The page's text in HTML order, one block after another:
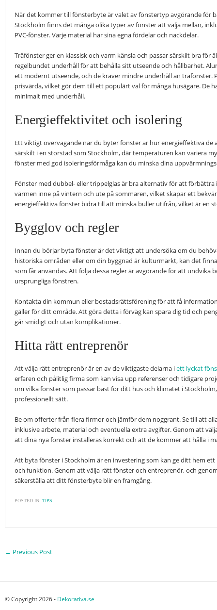
När det kommer till fönsterbyte är valet av fönstertyp avgörande för
Stockholm finns det många olika typer av fönster att välja mellan,
PVC-fönster. Varje material har sina egna fördelar och nackdelar.
Träfönster ger en klassisk och varm känsla och passar särskilt bra för
regelbundet underhåll för att behålla sitt utseende och hållbarhet.
ett modernt utseende, och de kräver mindre underhåll än träfönster.
prisvärda, vilket gör dem till ett populärt val för många husägare. De
minimalt med underhåll.
Energieffektivitet och isolering
Ett viktigt övervägande när du byter fönster är hur energieffektiva de
särskilt i en storstad som Stockholm, där temperaturen kan variera
fönster med god isoleringsförmåga kan du minska dina
Fönster med dubbel- eller trippelglas är bra alternativ för att förbättra
värmen inne på vintern och ute på sommaren, vilket skapar ett
energieffektiva fönster bidra till att minska buller utifrån, vilket är en
Bygglov och regler
Innan du börjar byta fönster är det viktigt att undersöka om du
historiska områden eller om din byggnad är kulturmärkt, kan det
som får användas. Att följa dessa regler är avgörande för att undvika
ursprungliga fönstren.
Kontakta din kommun eller bostadsrättsförening för att få
gäller för ditt område. Att göra detta i förväg kan spara dig tid och
går smidigt och utan komplikationer.
Hitta rätt entreprenör
Att välja rätt entreprenör är en av de viktigaste delarna iett lyckat
erfaren och pålitlig firma som kan visa upp referenser och tidigare
om vilka fönster som passar bäst för ditt hus och klimatet i
professionellt sätt.
Be om offerter från flera firmor och jämför dem noggrant. Se till att
inklusive arbete, material och eventuella extra avgifter. Genom att
att dina nya fönster installeras korrekt och att de kommer att hålla i
Att byta fönster i Stockholm är en investering som kan ge ditt hem
och funktion. Genom att välja rätt fönster och entreprenör, och
säkerställa att ditt fönsterbyte blir en framgång.
POSTED IN: TIPS
← Previous Post
© Copyright 2026 - Dekorativa.se